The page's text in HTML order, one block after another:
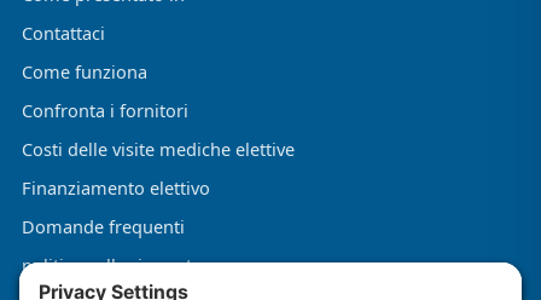
Contattaci
Come funziona
Confronta i fornitori
Costi delle visite mediche elettive
Finanziamento elettivo
Domande frequenti
politica sulla riservatezza